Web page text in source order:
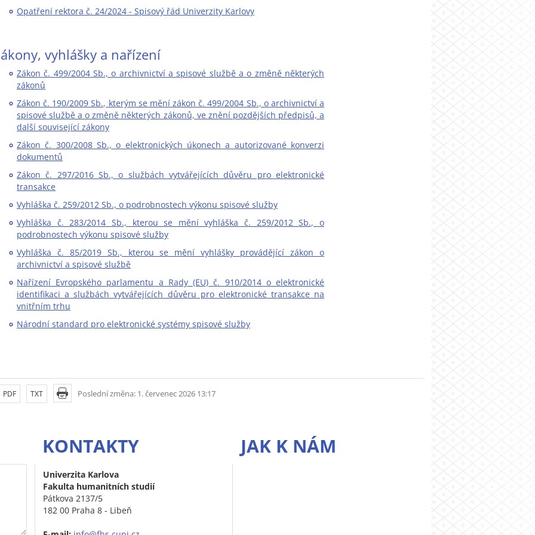
Opatření rektora č. 24/2024 - Spisový řád Univerzity Karlovy
vyhlášky a nařízení
Zákon č. 499/2004 Sb., o archivnictví a spisové službě a o změně některých
zákonů
Zákon č. 190/2009 Sb., kterým se mění zákon č. 499/2004 Sb., o archivnictví a
spisové službě a o změně některých zákonů, ve znění pozdějších předpisů, a
další související zákony
Zákon č. 300/2008 Sb., o elektronických úkonech a autorizované konverzi
dokumentů
Zákon č. 297/2016 Sb., o službách vytvářejících důvěru pro elektronické
transakce
Vyhláška č. 259/2012 Sb., o podrobnostech výkonu spisové služby
Vyhláška č. 283/2014 Sb., kterou se mění vyhláška č. 259/2012 Sb., o
podrobnostech výkonu spisové služby
Vyhláška č. 85/2019 Sb., kterou se mění vyhlášky provádějící zákon o
archivnictví a spisové službě
Nařízení Evropského parlamentu a Rady (EU) č. 910/2014 o elektronické
identifikaci a službách vytvářejících důvěru pro elektronické transakce na
vnitřním trhu
Národní standard pro elektronické systémy spisové služby
Poslední změna: 1. červenec 2026 13:17
PDF TXT
KONTAKTY
Univerzita Karlova
Fakulta humanitních studií
Pátkova 2137/5
182 00 Praha 8 - Libeň
JAK K NÁM